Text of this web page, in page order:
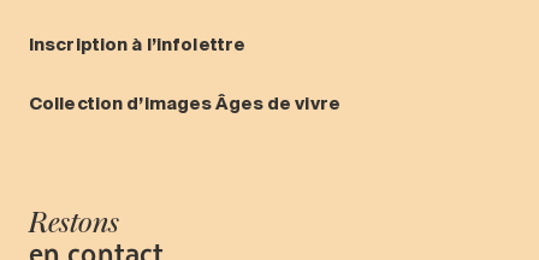
Inscription à l’infolettre
Collection d’images Âges de vivre
Restons